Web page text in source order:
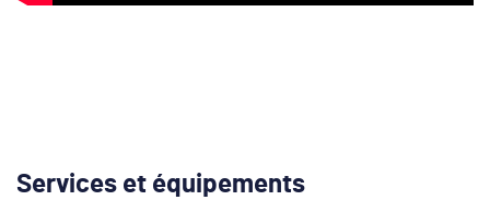
Services et équipements